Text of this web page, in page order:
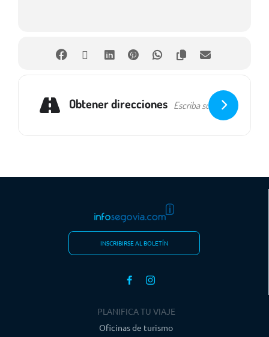
Obtener direcciones
INSCRIBIRSE AL BOLETÍN
PLANIFICA TU VIAJE
Oficinas de turismo